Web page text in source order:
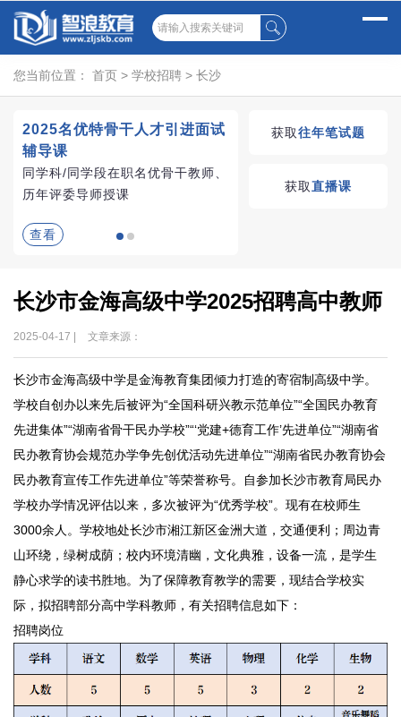
您当前位置： 首页 > 学校招聘 > 长沙
2025名优特骨干人才引进面试
辅导课
同学科/同学段在职名优骨干教师、
历年评委导师授课
查看
湖南教师招聘考试优
获取往年笔试题
获取直播课
长沙市金海高级中学2025招聘高中教师
2025-04-17 | 文章来源：
长沙市金海高级中学是金海教育集团倾力打造的寄宿制高级中学。
学校自创办以来先后被评为“全国科研兴教示范单位”“全国民办教育
先进集体”“湖南省骨干民办学校”“‘党建+德育工作’先进单位”“湖南省
民办教育协会规范办学争先创优活动先进单位”“湖南省民办教育协会
民办教育宣传工作先进单位”等荣誉称号。自参加长沙市教育局民办
学校办学情况评估以来，多次被评为“优秀学校”。现有在校师生
3000余人。学校地处长沙市湘江新区金洲大道，交通便利；周边青
山环绕，绿树成荫；校内环境清幽，文化典雅，设备一流，是学生
静心求学的读书胜地。为了保障教育教学的需要，现结合学校实
际，拟招聘部分高中学科教师，有关招聘信息如下：
招聘岗位